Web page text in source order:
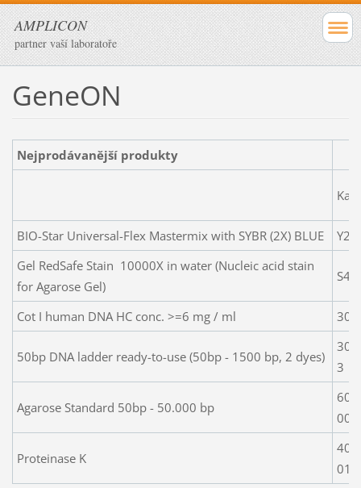
AMPLICON
partner vaší laboratoře
GeneON
Nejprodávanější produkty
BIO-Star Universal-Flex Mastermix with SYBR (2X) BLUE
Gel RedSafe Stain 10000X in water (Nucleic acid stain
for Agarose Gel)
Cot I human DNA HC conc. >=6 mg / ml
50bp DNA ladder ready-to-use (50bp - 1500 bp, 2 dyes)
3
Agarose Standard 50bp - 50.000 bp
005
Proteinase K
010